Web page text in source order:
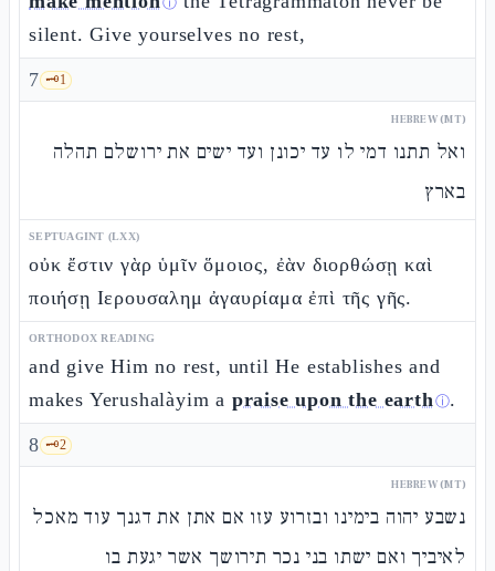
ⓘ
silent. Give yourselves no rest,
7 🗝️1
HEBREW (MT)
ואל תתנו דמי לו עד יכונן ועד ישים את ירושלם תהלה
בארץ
SEPTUAGINT (LXX)
οὐκ ἔστιν γὰρ ὑμῖν ὅμοιος, ἐὰν διορθώσῃ καὶ
ποιήσῃ Ιερουσαλημ ἀγαυρίαμα ἐπὶ τῆς γῆς.
ORTHODOX READING
and give Him no rest, until He establishes and
makes Yerushalàyim a praise upon the earthⓘ.
8 🗝️2
HEBREW (MT)
נשבע יהוה בימינו ובזרוע עזו אם אתן את דגנך עוד מאכל
לאיביך ואם ישתו בני נכר תירושך אשר יגעת בו